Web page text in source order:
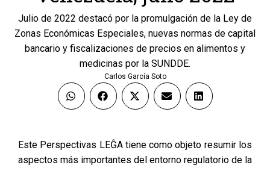
Julio de 2022 destacó por la promulgación de la Ley de
Zonas Económicas Especiales, nuevas normas de capital
bancario y fiscalizaciones de precios en alimentos y
medicinas por la SUNDDE.
Carlos García Soto
Este Perspectivas LEĜA tiene como objeto resumir los
aspectos más importantes del entorno regulatorio de la